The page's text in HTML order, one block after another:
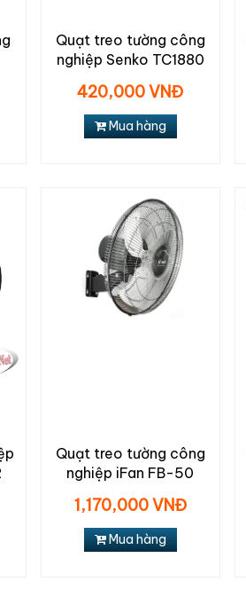
Quạt treo tường công
nghiệp Senko TC1880
420,000 VNĐ
Mua hàng
Quạt treo tường công
nghiệp iFan FB-50
1,170,000 VNĐ
Mua hàng